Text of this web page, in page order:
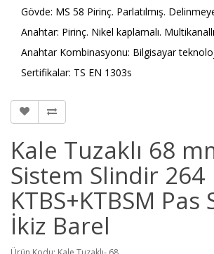
Gövde: MS 58 Pirinç. Parlatılmış.
Anahtar: Pirinç. Nikel kaplamalı.
Anahtar Kombinasyonu: Bilgisayar
Sertifikalar: TS EN 1303s
Kale Tuzaklı 68
Sistem Slindir 264
KTBS+KTBSM Pas
İkiz Barel